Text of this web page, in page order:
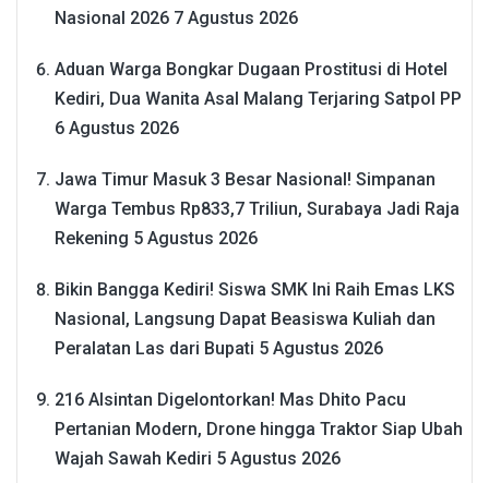
Nasional 2026 7 Agustus 2026
Aduan Warga Bongkar Dugaan Prostitusi di Hotel
Kediri, Dua Wanita Asal Malang Terjaring Satpol PP
6 Agustus 2026
Jawa Timur Masuk 3 Besar Nasional! Simpanan
Warga Tembus Rp833,7 Triliun, Surabaya Jadi Raja
Rekening 5 Agustus 2026
Bikin Bangga Kediri! Siswa SMK Ini Raih Emas LKS
Nasional, Langsung Dapat Beasiswa Kuliah dan
Peralatan Las dari Bupati 5 Agustus 2026
216 Alsintan Digelontorkan! Mas Dhito Pacu
Pertanian Modern, Drone hingga Traktor Siap Ubah
Wajah Sawah Kediri 5 Agustus 2026